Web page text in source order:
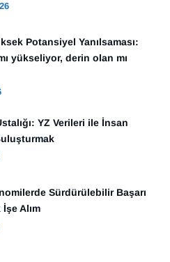
Potansiyel Yanılsaması:
yükseliyor, derin olan mı
YZ Verileri ile İnsan
Sürdürülebilir Başarı
Alım